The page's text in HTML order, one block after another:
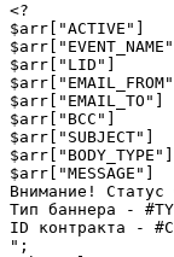
<?
$arr["ACTIVE"]
$arr["LID"]
$arr["BCC"]
$arr["SUBJECT"]
Внимание!
Тип баннера -
ID контракта -
";